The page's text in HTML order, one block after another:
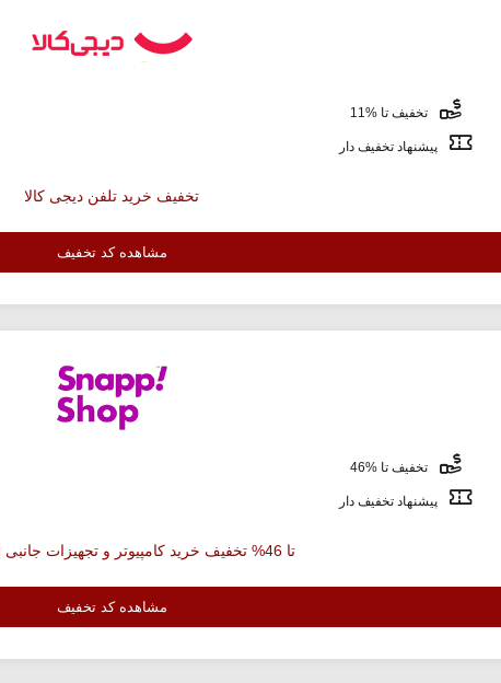
تخفیف تا %11
پیشنهاد تخفیف دار
تخفیف خرید تلفن دیجی کالا
مشاهده کد تخفیف
تخفیف تا %46
پیشنهاد تخفیف دار
تا 46% تخفیف خرید کامپیوتر و تجهیزات جانبی اسنپ شاپ
مشاهده کد تخفیف